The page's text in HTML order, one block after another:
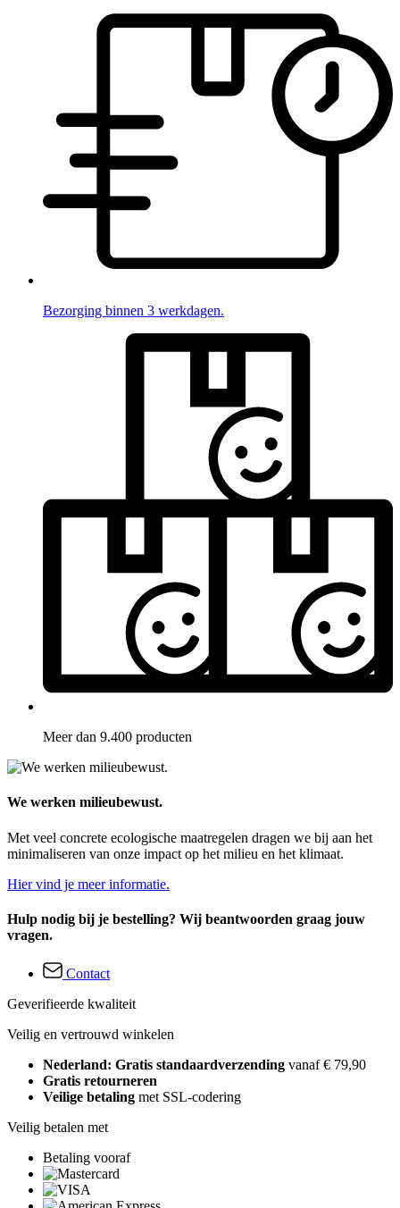
Bezorging binnen 3 werkdagen.
Meer dan 9.400 producten
We werken milieubewust.
Met veel concrete ecologische maatregelen dragen we bij aan het
minimaliseren van onze impact op het milieu en het klimaat.
Hier vind je meer informatie.
Hulp nodig bij je bestelling? Wij beantwoorden graag jouw
vragen.
Contact
Geverifieerde kwaliteit
Veilig en vertrouwd winkelen
Nederland: Gratis standaardverzending vanaf € 79,90
Gratis retourneren
Veilige betaling met SSL-codering
Veilig betalen met
Betaling vooraf